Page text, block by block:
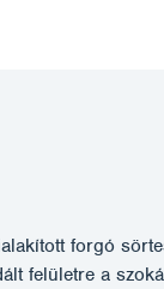
forgó
felületre a